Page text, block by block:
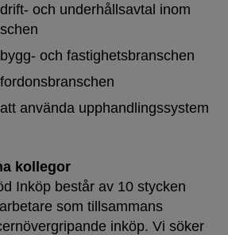
och underhållsavtal inom
och fastighetsbranschen
använda upphandlingssystem
kollegor
Inköp består av 10 stycken
som tillsammans
inköp. Vi söker